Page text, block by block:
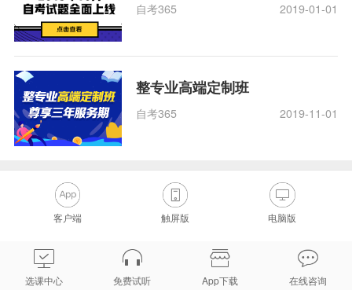
自考365 2019-01-01
整专业高端定制班
自考365 2019-11-01
客户端 触屏版 电脑版
选课中心 免费试听 App下载 在线咨询